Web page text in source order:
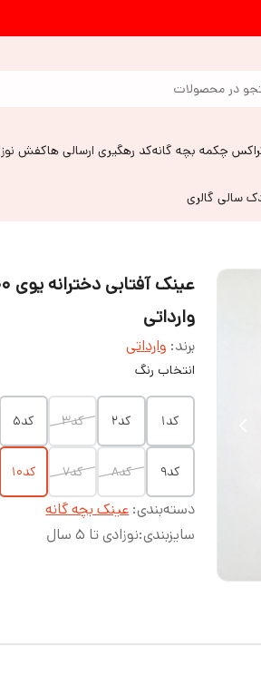
در محصولات
چکمه بچه گانهکد رهگیری ارسالی هاکفش
سالی گالری
وارداتی
برند: وارداتی
انتخاب رنگ
کد۱ کد۲ کد۳ کد۵
کد۹ کد۸ کد۷ کد۱۰
دسته‌بندی:عینک بچه گانه
سایزبندی:نوزادی تا ۵ سال